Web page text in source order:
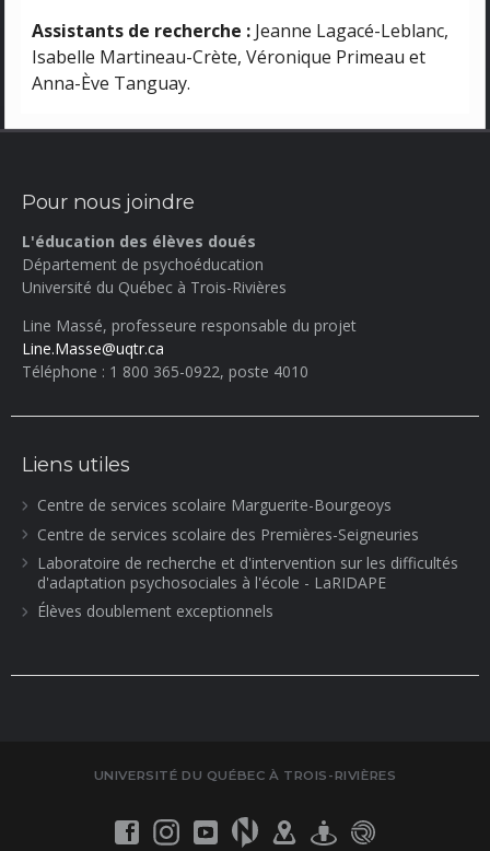
Assistants de recherche :Jeanne Lagacé-Leblanc,
Isabelle Martineau-Crète, Véronique Primeau et
Anna-Ève Tanguay.
Pour nous joindre
L'éducation des élèves doués
Département de psychoéducation
Université du Québec à Trois-Rivières
Line Massé, professeure responsable du projet
Line.Masse@uqtr.ca
Téléphone : 1 800 365-0922, poste 4010
Liens utiles
Centre de services scolaire Marguerite-Bourgeoys
Centre de services scolaire des Premières-Seigneuries
Laboratoire de recherche et d'intervention sur les difficultés
d'adaptation psychosociales à l'école - LaRIDAPE
Élèves doublement exceptionnels
UNIVERSITÉ DU QUÉBEC À TROIS-RIVIÈRES